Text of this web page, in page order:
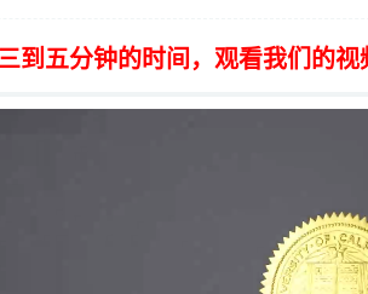
到五分钟的时间，观看我们的视